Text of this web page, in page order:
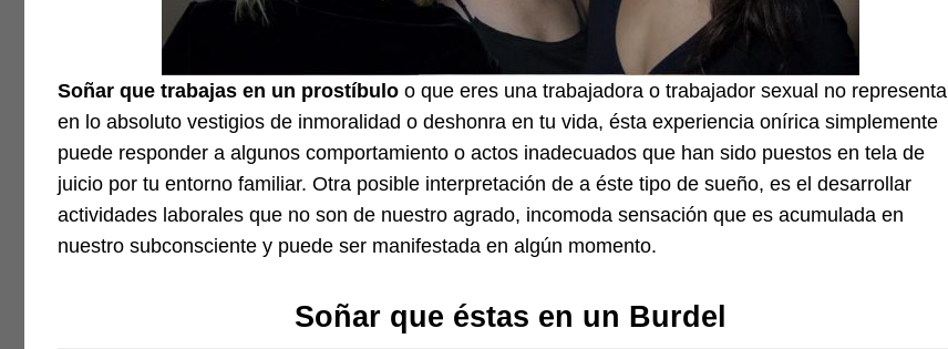
Soñar que trabajas en un prostíbulo o que eres una trabajadora o trabajador sexual no representa
en lo absoluto vestigios de inmoralidad o deshonra en tu vida, ésta experiencia onírica simplemente
puede responder a algunos comportamiento o actos inadecuados que han sido puestos en tela de
juicio por tu entorno familiar. Otra posible interpretación de a éste tipo de sueño, es el desarrollar
actividades laborales que no son de nuestro agrado, incomoda sensación que es acumulada en
nuestro subconsciente y puede ser manifestada en algún momento.
Soñar que éstas en un Burdel